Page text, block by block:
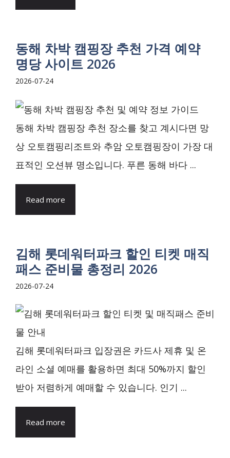
동해 차박 캠핑장 추천 가격 예약
명당 사이트 2026
2026-07-24
동해 차박 캠핑장 추천 장소를 찾고 계시다면 망
상 오토캠핑리조트와 추암 오토캠핑장이 가장 대
표적인 오션뷰 명소입니다. 푸른 동해 바다 ...
Read more
김해 롯데워터파크 할인 티켓 매직
패스 준비물 총정리 2026
2026-07-24
김해 롯데워터파크 입장권은 카드사 제휴 및 온
라인 소셜 예매를 활용하면 최대 50%까지 할인
받아 저렴하게 예매할 수 있습니다. 인기 ...
Read more